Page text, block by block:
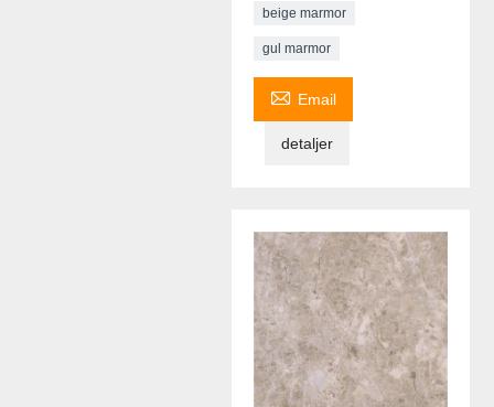
beige marmor
gul marmor
 Email
detaljer